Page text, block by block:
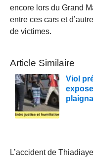
encore lors du Grand
entre ces cars et
de victimes.
Article Similaire
Viol
L’accident de